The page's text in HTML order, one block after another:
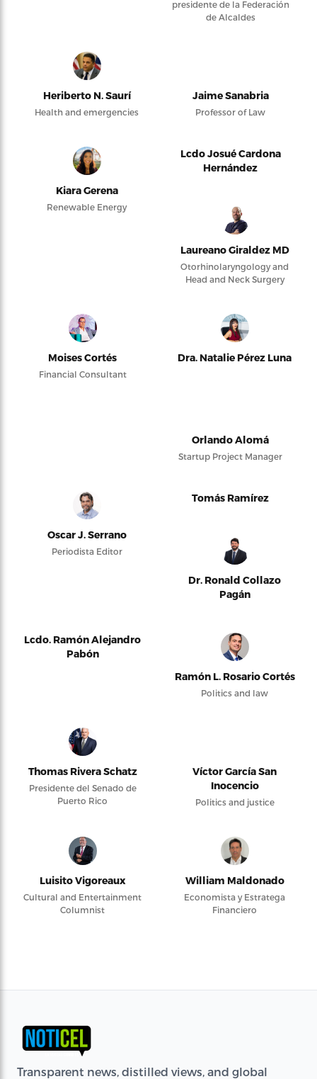
presidente de la Federación
de Alcaldes
Heriberto N. Saurí
Health and emergencies
Jaime Sanabria
Professor of Law
Kiara Gerena
Renewable Energy
Lcdo Josué Cardona
Hernández
Laureano Giraldez MD
Otorhinolaryngology and
Head and Neck Surgery
Moises Cortés
Financial Consultant
Dra. Natalie Pérez Luna
Orlando Alomá
Startup Project Manager
Oscar J. Serrano
Periodista Editor
Tomás Ramírez
Dr. Ronald Collazo
Pagán
Lcdo. Ramón Alejandro
Pabón
Ramón L. Rosario Cortés
Politics and law
Thomas Rivera Schatz
Presidente del Senado de
Puerto Rico
Víctor García San
Inocencio
Politics and justice
Luisito Vigoreaux
Cultural and Entertainment
Columnist
William Maldonado
Economista y Estratega
Financiero
Transparent news, distilled views, and global